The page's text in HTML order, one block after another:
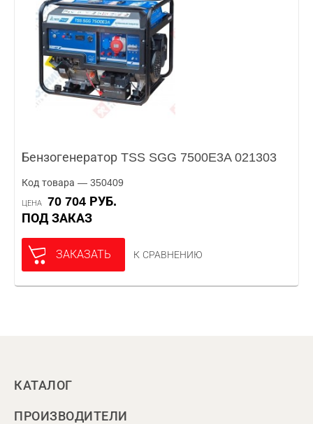
Бензогенератор TSS SGG 7500E3A 021303
Код товара — 350409
ЦЕНА
70 704 РУБ.
ПОД ЗАКАЗ
ЗАКАЗАТЬ К СРАВНЕНИЮ
КАТАЛОГ
ПРОИЗВОДИТЕЛИ